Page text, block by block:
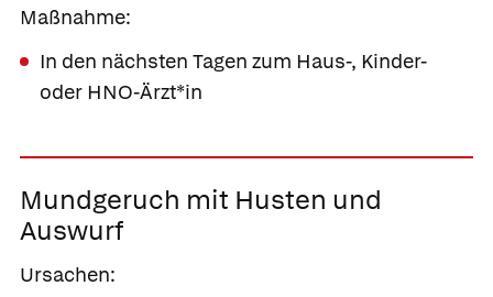
Maßnahme:
In den nächsten Tagen zum Haus-, Kinder-
oder HNO-Ärzt*in
Mundgeruch mit Husten und
Auswurf
Ursachen: